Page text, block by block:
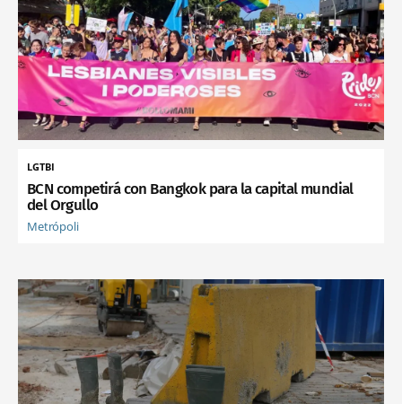
LGTBI
BCN competirá con Bangkok para la capital mundial
del Orgullo
Metrópoli